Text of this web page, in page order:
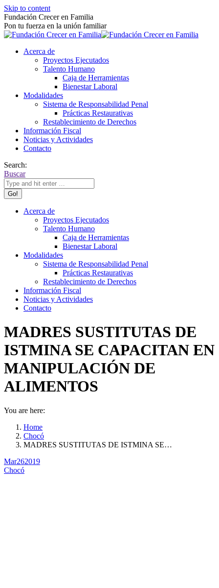
Skip to content
Fundación Crecer en Familia
Pon tu fuerza en la unión familiar
Acerca de
Proyectos Ejecutados
Talento Humano
Caja de Herramientas
Bienestar Laboral
Modalidades
Sistema de Responsabilidad Penal
Prácticas Restaurativas
Restablecimiento de Derechos
Información Fiscal
Noticias y Actividades
Contacto
Search:
Buscar
Acerca de
Proyectos Ejecutados
Talento Humano
Caja de Herramientas
Bienestar Laboral
Modalidades
Sistema de Responsabilidad Penal
Prácticas Restaurativas
Restablecimiento de Derechos
Información Fiscal
Noticias y Actividades
Contacto
MADRES SUSTITUTAS DE
ISTMINA SE CAPACITAN EN
MANIPULACIÓN DE
ALIMENTOS
You are here:
Home
Chocó
MADRES SUSTITUTAS DE ISTMINA SE…
Mar262019
Chocó